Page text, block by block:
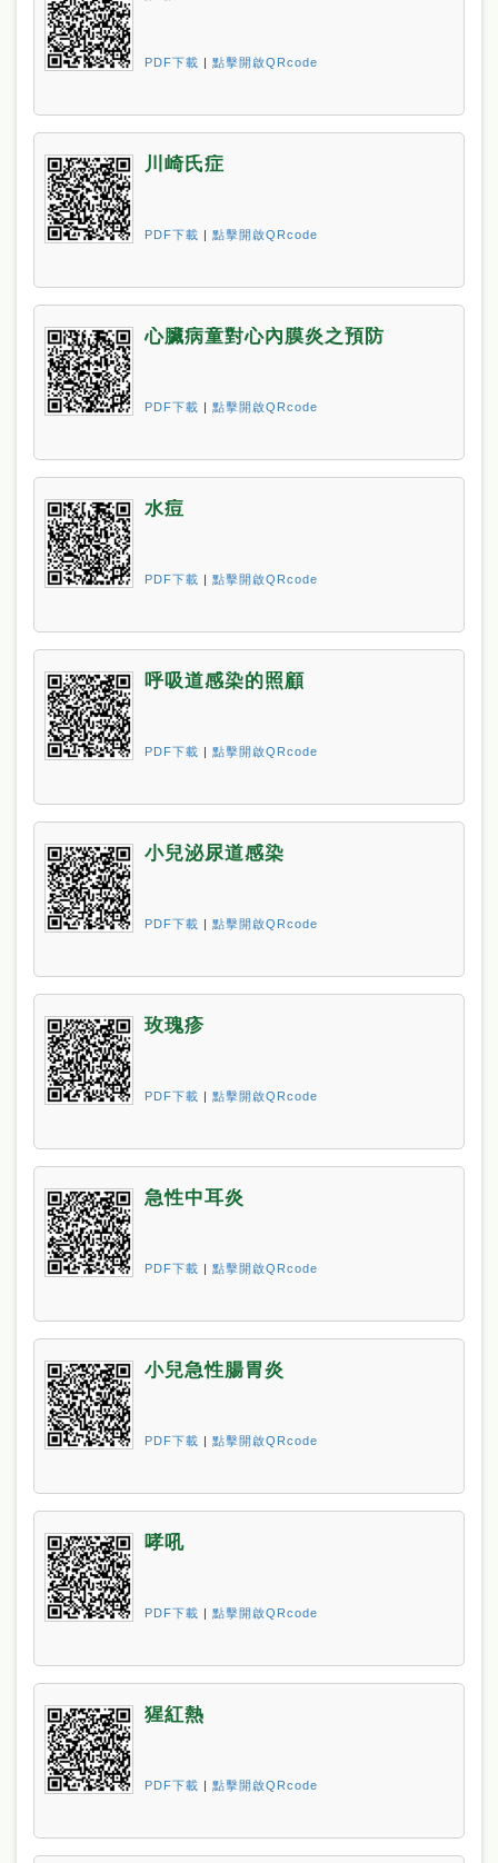
PDF下載 | 點擊開啟QRcode
川崎氏症
PDF下載 | 點擊開啟QRcode
心臟病童對心內膜炎之預防
PDF下載 | 點擊開啟QRcode
水痘
PDF下載 | 點擊開啟QRcode
呼吸道感染的照顧
PDF下載 | 點擊開啟QRcode
小兒泌尿道感染
PDF下載 | 點擊開啟QRcode
玫瑰疹
PDF下載 | 點擊開啟QRcode
急性中耳炎
PDF下載 | 點擊開啟QRcode
小兒急性腸胃炎
PDF下載 | 點擊開啟QRcode
哮吼
PDF下載 | 點擊開啟QRcode
猩紅熱
PDF下載 | 點擊開啟QRcode